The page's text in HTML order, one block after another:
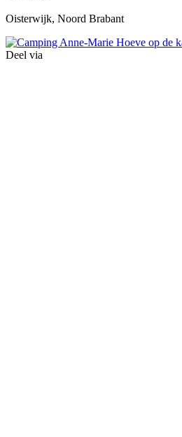
Oisterwijk, Noord Brabant
Deel via